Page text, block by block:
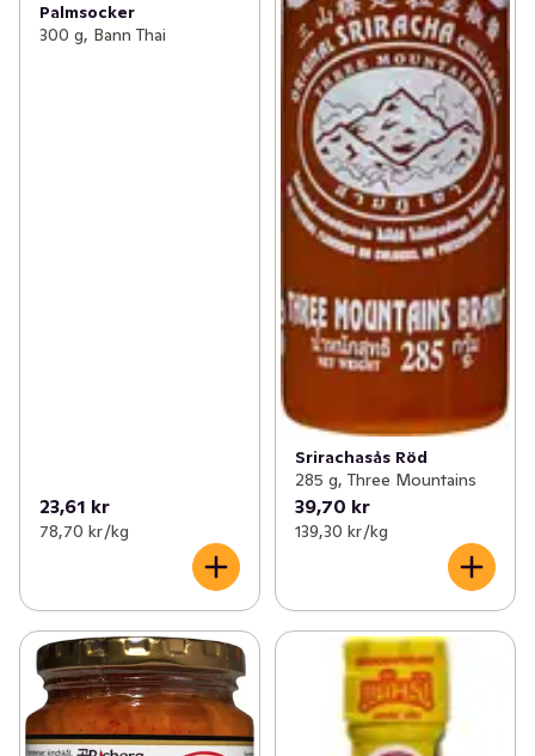
Palmsocker
300 g, Bann Thai
23,61 kr
78,70 kr /kg
Srirachasås Röd
285 g, Three Mountains
39,70 kr
139,30 kr /kg